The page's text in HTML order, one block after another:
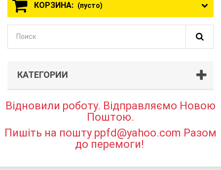
КОРЗИНА: (пусто)
КАТЕГОРИИ
Відновили роботу. Відправляємо Новою
Поштою.
Пишіть на пошту ppfd@yahoo.com Разом
до перемоги!